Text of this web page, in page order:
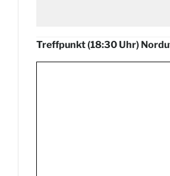
Treffpunkt (18:30 Uhr)